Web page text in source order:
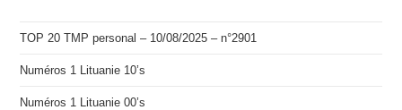
TOP 20 TMP personal – 10/08/2025 – n°2901
Numéros 1 Lituanie 10’s
Numéros 1 Lituanie 00’s